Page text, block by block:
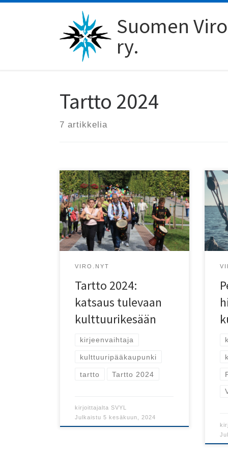
Suomen
ry.
Tartto 2024
7 artikkelia
viro.nytin Tarton-kirjeenvaihtaja
poimi vinkkejä
kulttuuripääkaupunkivuoden
kesään!
VIRO.NYT
Tartto 2024:
katsaus tulevaan
kulttuurikesään
kirjeenvaihtaja
kulttuuripääkaupunki
tartto Tartto 2024
kirjoittajaltaSVYL
Julkaistu5 kesäkuun, 2024